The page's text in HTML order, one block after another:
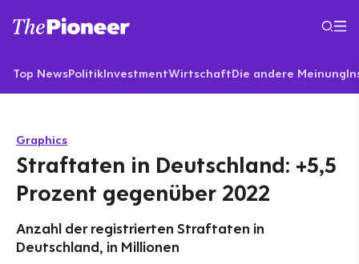
Top NewsPolitikInvestmentWirtschaftDie andere Meinung
Graphics
Straftaten in Deutschland: +5,5
Prozent gegenüber 2022
Anzahl der registrierten Straftaten in
Deutschland, in Millionen